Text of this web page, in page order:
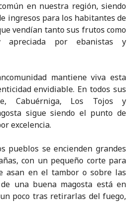
en nuestra región, siendo
ingresos para los habitantes de
vendían tanto sus frutos como
apreciada por ebanistas y
mantiene viva esta
envidiable. En todos sus
Cabuérniga, Los Tojos y
sigue siendo el punto de
excelencia.
pueblos se encienden grandes
con un pequeño corte para
asan en el tambor o sobre las
una buena magosta está en
poco tras retirarlas del fuego,